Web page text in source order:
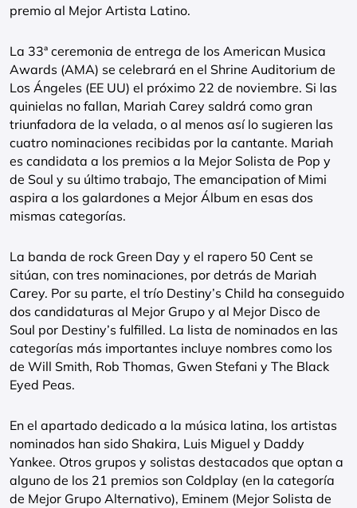
premio al Mejor Artista Latino.
La 33ª ceremonia de entrega de los American Musica
Awards (AMA) se celebrará en el Shrine Auditorium de
Los Ángeles (EE UU) el próximo 22 de noviembre. Si las
quinielas no fallan, Mariah Carey saldrá como gran
triunfadora de la velada, o al menos así lo sugieren las
cuatro nominaciones recibidas por la cantante. Mariah
es candidata a los premios a la Mejor Solista de Pop y
de Soul y su último trabajo, The emancipation of Mimi
aspira a los galardones a Mejor Álbum en esas dos
mismas categorías.
La banda de rock Green Day y el rapero 50 Cent se
sitúan, con tres nominaciones, por detrás de Mariah
Carey. Por su parte, el trío Destiny’s Child ha conseguido
dos candidaturas al Mejor Grupo y al Mejor Disco de
Soul por Destiny’s fulfilled. La lista de nominados en las
categorías más importantes incluye nombres como los
de Will Smith, Rob Thomas, Gwen Stefani y The Black
Eyed Peas.
En el apartado dedicado a la música latina, los artistas
nominados han sido Shakira, Luis Miguel y Daddy
Yankee. Otros grupos y solistas destacados que optan a
alguno de los 21 premios son Coldplay (en la categoría
de Mejor Grupo Alternativo), Eminem (Mejor Solista de